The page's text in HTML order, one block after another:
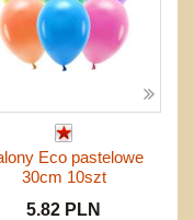
Eco pastelowe
30cm 10szt
5.82 PLN